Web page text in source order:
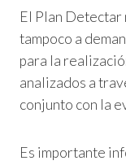
El Plan Detectar
tampoco a
para la
analizados a
conjunto con la
Es importante